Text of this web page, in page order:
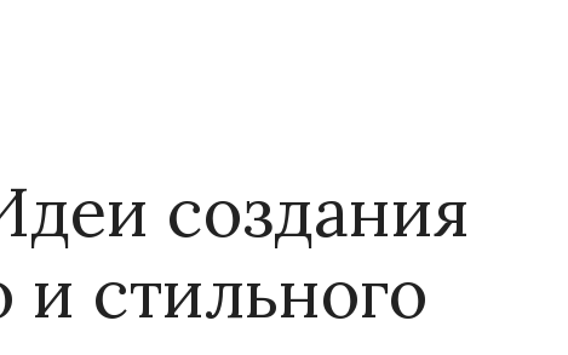
создания
стильного